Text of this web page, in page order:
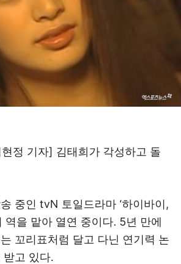
정 기자] 김태희가 각성하고 돌
중인 tvN 토일드라마 ‘하이바이,
역을 맡아 열연 중이다. 5년 만에
꼬리표처럼 달고 다닌 연기력 논
받고 있다.